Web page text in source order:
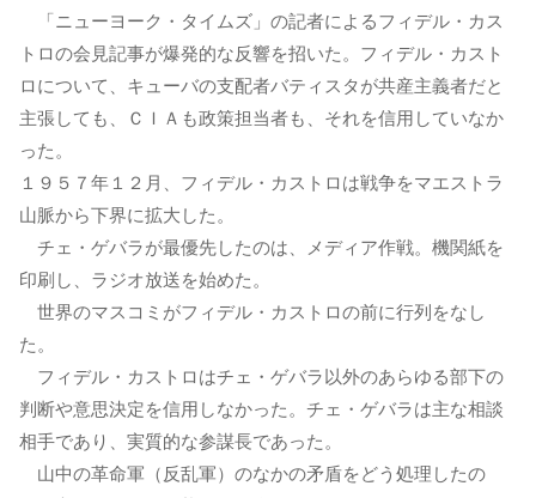
「ニューヨーク・タイムズ」の記者によるフィデル・カス
トロの会見記事が爆発的な反響を招いた。フィデル・カスト
ロについて、キューバの支配者バティスタが共産主義者だと
主張しても、ＣＩＡも政策担当者も、それを信用していなか
った。
１９５７年１２月、フィデル・カストロは戦争をマエストラ
山脈から下界に拡大した。
チェ・ゲバラが最優先したのは、メディア作戦。機関紙を
印刷し、ラジオ放送を始めた。
世界のマスコミがフィデル・カストロの前に行列をなし
た。
フィデル・カストロはチェ・ゲバラ以外のあらゆる部下の
判断や意思決定を信用しなかった。チェ・ゲバラは主な相談
相手であり、実質的な参謀長であった。
山中の革命軍（反乱軍）のなかの矛盾をどう処理したの